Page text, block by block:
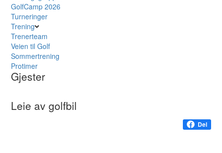
GolfCamp 2026
Turneringer
Trening
Trenerteam
Veien til Golf
Sommertrening
Protimer
Gjester
Leie av golfbil
Del